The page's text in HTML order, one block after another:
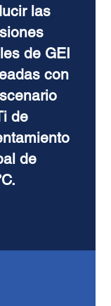
las
de GEI
con
de
de